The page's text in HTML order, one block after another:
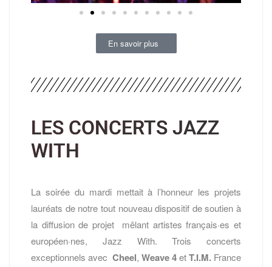
En savoir plus
LES CONCERTS JAZZ
WITH
La soirée du mardi mettait à l’honneur les projets
lauréats de notre tout nouveau dispositif de soutien à
la diffusion de projet mêlant artistes français·es et
européen·nes, Jazz With. Trois concerts
exceptionnels avec Cheel, Weave 4etT.I.M. France